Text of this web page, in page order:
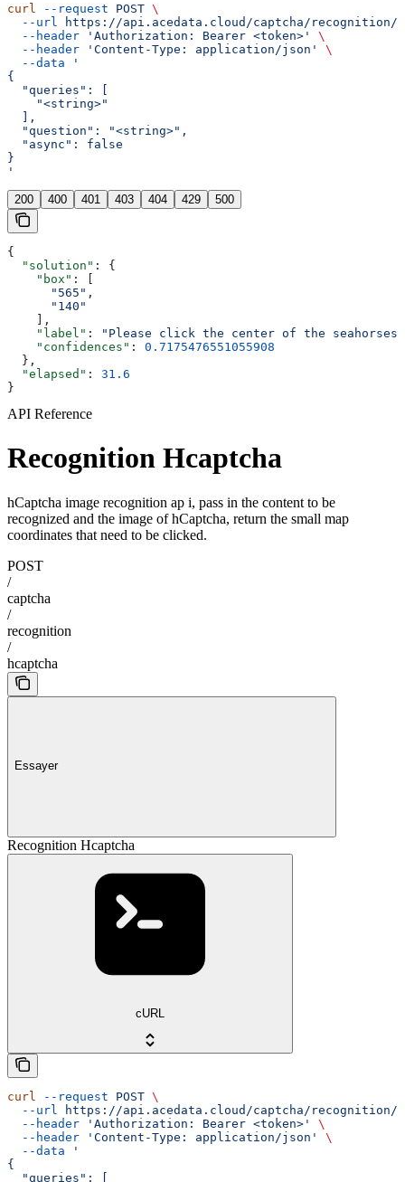
curl --request POST \
  --url
https://api.acedata.cloud/captcha/recognition/
  --header
'Authorization: Bearer <token>'
\
  --header
'Content-Type: application/json'
\
  --data
'
{
  "queries": [
    "<string>"
  ],
  "question": "<string>",
  "async": false
}
'
200 400 401 403 404 429 500
{
  "solution"
: {
    "box"
: [
      "565"
,
      "140"
    ],
    "label"
:
"Please click the center of the seahorses
    "confidences"
: 0.7175476551055908
  },
  "elapsed"
: 31.6
}
API Reference
Recognition Hcaptcha
hCaptcha image recognition ap i, pass in the content to be
recognized and the image of hCaptcha, return the small map
coordinates that need to be clicked.
POST
/
captcha
/
recognition
/
hcaptcha
Essayer
Recognition Hcaptcha
cURL
curl --request POST \
  --url
https://api.acedata.cloud/captcha/recognition/
  --header
'Authorization: Bearer <token>'
\
  --header
'Content-Type: application/json'
\
  --data
'
{
  "queries": [